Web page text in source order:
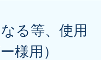
る等、使用
様用）